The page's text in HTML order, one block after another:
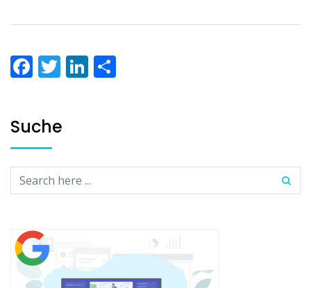
Facebook
TwitterLinkedIn
Suche